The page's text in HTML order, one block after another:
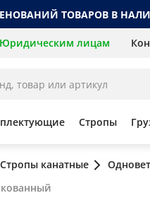
ТОВАРОВ В
Юридическим лицам
Стропы
Стропы канатные